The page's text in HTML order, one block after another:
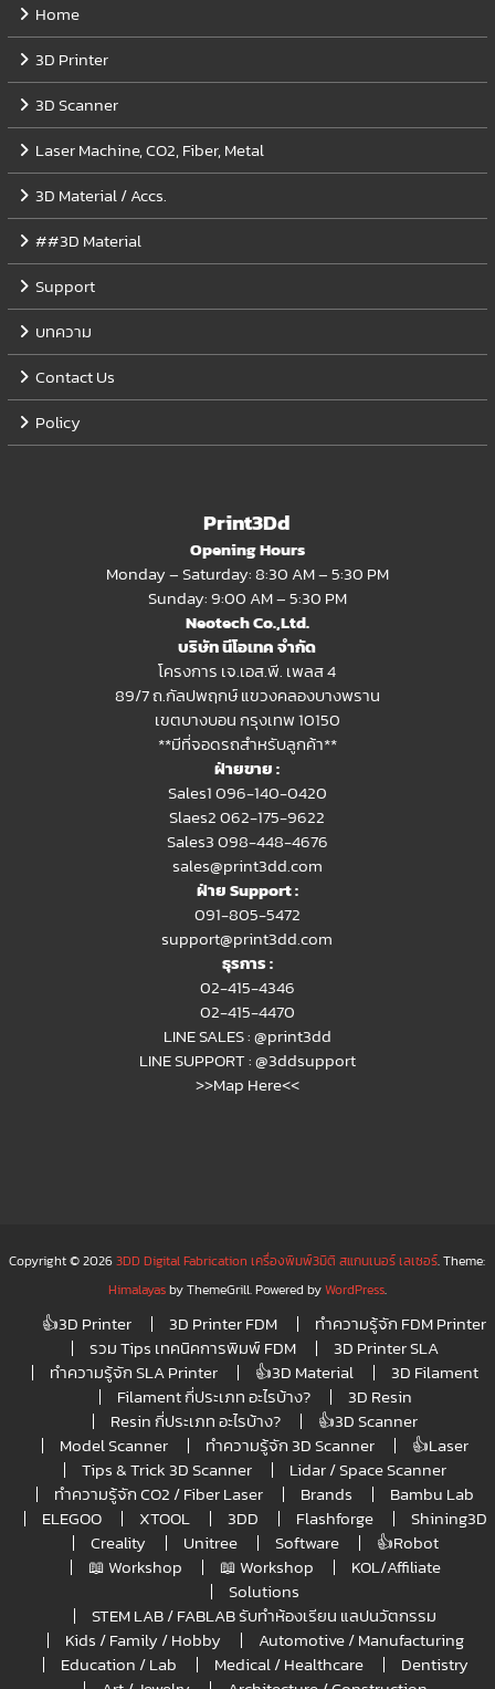
Home
3D Printer
3D Scanner
Laser Machine, CO2, Fiber, Metal
3D Material / Accs.
##3D Material
Support
บทความ
Contact Us
Policy
Print3Dd
Opening Hours
Monday – Saturday: 8:30 AM – 5:30 PM
Sunday: 9:00 AM – 5:30 PM
Neotech Co.,Ltd.
บริษัท นีโอเทค จำกัด
โครงการ เจ.เอส.พี. เพลส 4
89/7 ถ.กัลปพฤกษ์ แขวงคลองบางพราน
เขตบางบอน กรุงเทพ 10150
**มีที่จอดรถสำหรับลูกค้า**
ฝ่ายขาย :
Sales1 096-140-0420
Slaes2062-175-9622
Sales3 098-448-4676
sales@print3dd.com
ฝ่าย Support :
091-805-5472
support@print3dd.com
ธุรการ :
02-415-4346
02-415-4470
LINE SALES :@print3dd
LINE SUPPORT :@3ddsupport
>>Map Here<<
Copyright © 20263DD Digital Fabrication เครื่องพิมพ์3มิติ สแกนเนอร์ เลเซอร์. Theme:
Himalayasby ThemeGrill. Powered byWordPress.
👍3D Printer 3D Printer FDM
ทำความรู้จัก FDM Printer
รวม Tips เทคนิคการพิมพ์ FDM
3D Printer SLA
ทำความรู้จัก SLA Printer
👍3D Material
3D Filament
Filament กี่ประเภท อะไรบ้าง?
3D Resin
Resin กี่ประเภท อะไรบ้าง?
👍3D Scanner
Model Scanner
ทำความรู้จัก 3D Scanner
👍Laser
Tips & Trick 3D Scanner
Lidar / Space Scanner
ทำความรู้จัก CO2 / Fiber Laser
Brands
Bambu Lab
ELEGOO
XTOOL 3DD Flashforge
Shining3D
Creality
Unitree Software
👍Robot
📖 Workshop
📖 Workshop
KOL/Affiliate
Solutions
STEM LAB / FABLAB รับทำห้องเรียน แลปนวัตกรรม
Kids / Family / Hobby
Automotive / Manufacturing
Education / Lab
Medical / Healthcare
Dentistry